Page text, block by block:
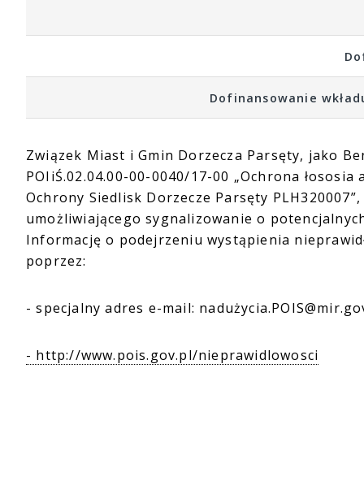
Dofinansowanie
Związek Miast i Gmin Dorzecza Parsęty, jako
POIiŚ.02.04.00-00-0040/17-00 „Ochrona
Ochrony Siedlisk Dorzecze Parsęty
umożliwiającego sygnalizowanie o
Informację o podejrzeniu wystąpienia
poprzez:
- specjalny adres e-mail:
- http://www.pois.gov.pl/nieprawidlowosci